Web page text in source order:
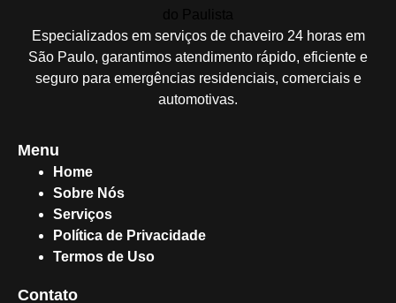
Especializados em serviços de chaveiro 24 horas em
São Paulo, garantimos atendimento rápido, eficiente e
seguro para emergências residenciais, comerciais e
automotivas.
Menu
Home
Sobre Nós
Serviços
Política de Privacidade
Termos de Uso
Contato